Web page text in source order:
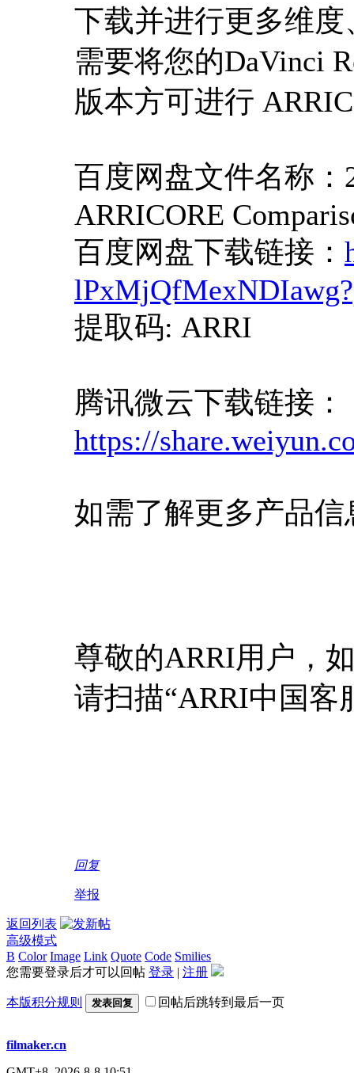
下载并进行更多维
需要将您的DaVinci
版本方可进行
百度网盘文件名称：
ARRICORE
百度网盘下载链接：
提取码: ARRI
腾讯微云下载链接：
https://
如需了解更多产品
尊敬的ARRI用户，
请扫描“ARRI中国客
回复
举报
返回列表
高级模式
B Color Image Link Quote Code Smilies
您需要登录后才可以回帖 登录 | 注册
本版积分规则 发表回复 回帖后跳转到最后一页
filmaker.cn